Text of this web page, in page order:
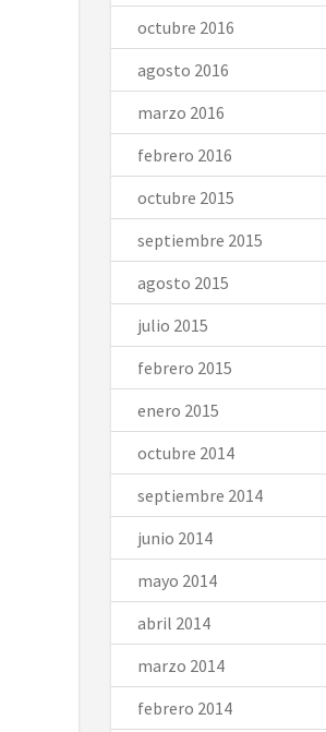
octubre 2016
agosto 2016
marzo 2016
febrero 2016
octubre 2015
septiembre 2015
agosto 2015
julio 2015
febrero 2015
enero 2015
octubre 2014
septiembre 2014
junio 2014
mayo 2014
abril 2014
marzo 2014
febrero 2014